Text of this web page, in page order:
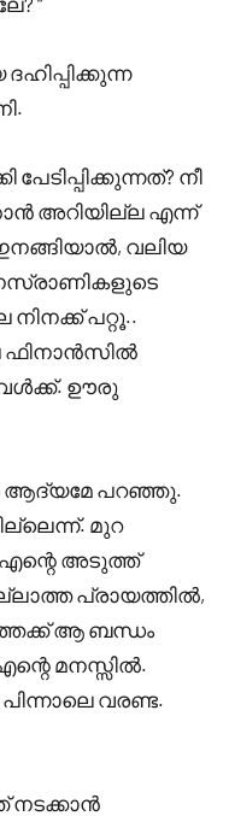
പേടിപ്പിക്കുന്നത്? നീ
അറിയില്ല എന്ന്
വലിയ
നസ്രാണികളുടെ
പറ്റൂ..
ഫിനാൻസിൽ
ഊരു
ആദ്യമേ പറഞ്ഞു.
മുറ
എന്റെ അടുത്ത്
പ്രായത്തിൽ,
ആ ബന്ധം
മനസ്സിൽ.
വരണ്ട.
നടക്കാൻ